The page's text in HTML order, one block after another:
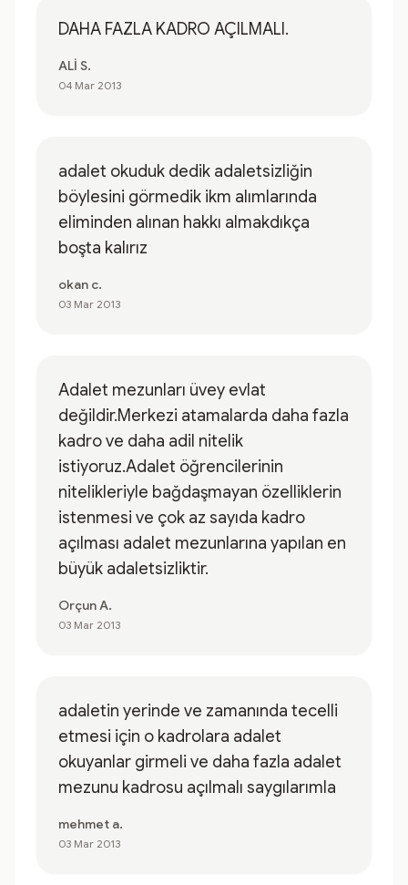
DAHA FAZLA KADRO AÇILMALI.
ALİ S.
04 Mar 2013
adalet okuduk dedik adaletsizliğin
böylesini görmedik ikm alımlarında
eliminden alınan hakkı almakdıkça
boşta kalırız
okan c.
03 Mar 2013
Adalet mezunları üvey evlat
değildir.Merkezi atamalarda daha fazla
kadro ve daha adil nitelik
istiyoruz.Adalet öğrencilerinin
nitelikleriyle bağdaşmayan özelliklerin
istenmesi ve çok az sayıda kadro
açılması adalet mezunlarına yapılan en
büyük adaletsizliktir.
Orçun A.
03 Mar 2013
adaletin yerinde ve zamanında tecelli
etmesi için o kadrolara adalet
okuyanlar girmeli ve daha fazla adalet
mezunu kadrosu açılmalı saygılarımla
mehmet a.
03 Mar 2013